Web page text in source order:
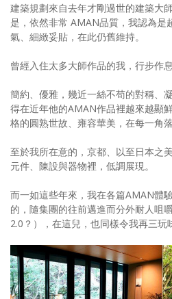
建築規劃來自去年才剛過世的建築大師
是，依然非常 AMAN品質，我認為是
氣、細緻妥貼，在此仍舊維持。
曾經入住太多大師作品的我，行步作
簡約、優雅，幾近一絲不苟的對稱、
得在近年他的AMAN作品裡越來越顯
格的圓熟世故、雍容華美，在每一角落
至於我所在意的，京都、以至日本之
元件、陳設與器物裡，低調展現。
而一如這些年來，我在各篇AMAN體
的，隨集團的往前邁進而分外耐人咀
2.0？），在這兒，也同樣令我再三玩